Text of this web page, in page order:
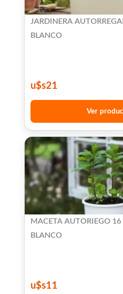
JARDINERA
BLANCO
u$s21
Ver
MACETA AUTORIEGO 16
BLANCO
u$s11